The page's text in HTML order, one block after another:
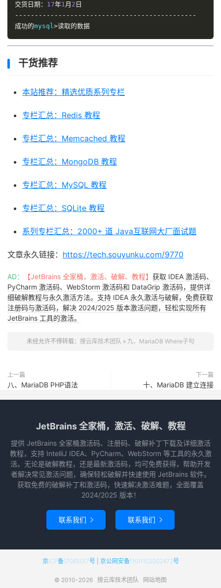
交货日期： 17年1月 2 日
----------------------------------------------
成功的mysql>读取的数据
干货推荐
本站推荐：精选优质系列专栏
专栏汇总：Redis 教程
专栏汇总：Memcached 教程
专栏汇总：MongoDB 教程
专栏汇总：MySQL 教程
专栏汇总：SQLite 教程
系列专栏汇总：2000+ 道 Java互联网大厂面试题
文章永久链接： https://tech.souyunku.com/9770
AD： 【JetBrains 全家桶，激活、破解、教程】 获取 IDEA 激活码、
PyCharm 激活码、WebStorm 激活码和 DataGrip 激活码，提供详
细破解教程与永久激活方法。支持 IDEA 永久激活与破解，免费获取
注册码与激活码，解决 2024/2025 版本激活问题，轻松实现所有
JetBrains 工具的激活。
未经允许不得转载： 搜云库技术团队 » 九、MariaDB Where子句
上一篇
八、MariaDB PHP语法
下一篇
十、MariaDB 建立连接
JetBrains 全家桶，激活、破解、教程
提供 JetBrains 全家桶激活码、注册码、破解补丁下载及详细激活
教程，支持 IntelliJ IDEA、PyCharm、WebStorm 等工具的永久激
活。无论是破解教程，还是最新激活码，均可免费获得，帮助开发
者解决常见激活问题，确保轻松破解并快速使用 JetBrains 软件。
获取免费的破解补丁和激活码，快速解决激活难题，全面覆盖
2024/2025 版本！
联系我们  联系我们 
京ICP备17065017号| 京公网安备11011102002472号
© 2010-2026 搜云库技术团队 网站地图